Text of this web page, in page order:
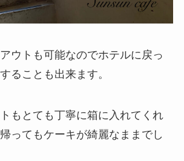
ウトも可能なのでホテルに戻っ
ることも出来ます。
もとても丁寧に箱に入れてくれ
ってもケーキが綺麗なままでし